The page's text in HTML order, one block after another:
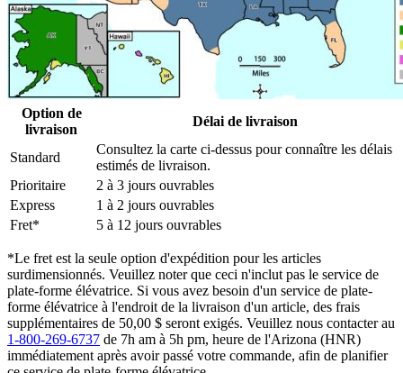
Option de
livraison
Délai de livraison
Standard
Consultez la carte ci-dessus pour connaître les délais
estimés de livraison.
Prioritaire
2 à 3 jours ouvrables
Express
1 à 2 jours ouvrables
Fret*
5 à 12 jours ouvrables
*Le fret est la seule option d'expédition pour les articles
surdimensionnés. Veuillez noter que ceci n'inclut pas le service de
plate-forme élévatrice. Si vous avez besoin d'un service de plate-
forme élévatrice à l'endroit de la livraison d'un article, des frais
supplémentaires de 50,00 $ seront exigés. Veuillez nous contacter au
1-800-269-6737 de 7h am à 5h pm, heure de l'Arizona (HNR)
immédiatement après avoir passé votre commande, afin de planifier